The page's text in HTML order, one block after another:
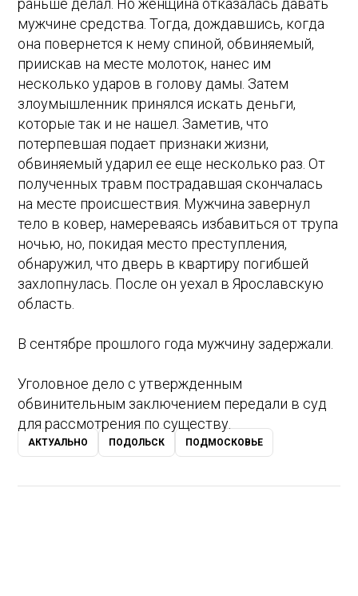
раньше делал. Но женщина отказалась давать
мужчине средства. Тогда, дождавшись, когда
она повернется к нему спиной, обвиняемый,
приискав на месте молоток, нанес им
несколько ударов в голову дамы. Затем
злоумышленник принялся искать деньги,
которые так и не нашел. Заметив, что
потерпевшая подает признаки жизни,
обвиняемый ударил ее еще несколько раз. От
полученных травм пострадавшая скончалась
на месте происшествия. Мужчина завернул
тело в ковер, намереваясь избавиться от трупа
ночью, но, покидая место преступления,
обнаружил, что дверь в квартиру погибшей
захлопнулась. После он уехал в Ярославскую
область.
В сентябре прошлого года мужчину задержали.
Уголовное дело с утвержденным
обвинительным заключением передали в суд
для рассмотрения по существу.
АКТУАЛЬНО ПОДОЛЬСК ПОДМОСКОВЬЕ